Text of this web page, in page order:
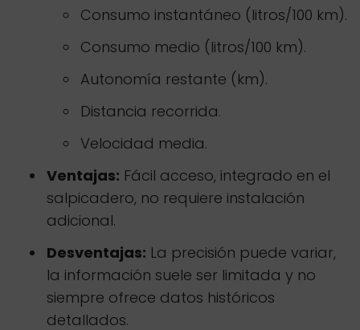
Consumo instantáneo (litros/100 km).
Consumo medio (litros/100 km).
Autonomía restante (km).
Distancia recorrida.
Velocidad media.
Ventajas: Fácil acceso, integrado en el
salpicadero, no requiere instalación
adicional.
Desventajas: La precisión puede variar,
la información suele ser limitada y no
siempre ofrece datos históricos
detallados.